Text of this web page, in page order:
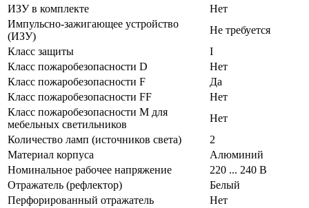
ИЗУ в комплекте
Нет
Импульсно-зажигающее устройство
(ИЗУ)
Не требуется
Класс защиты
I
Класс пожаробезопасности D
Нет
Класс пожаробезопасности F
Да
Класс пожаробезопасности FF
Нет
Класс пожаробезопасности М для
мебельных светильников
Нет
Количество ламп (источников света)
2
Материал корпуса
Алюминий
Номинальное рабочее напряжение
220 ... 240 В
Отражатель (рефлектор)
Белый
Перфорированный отражатель
Нет